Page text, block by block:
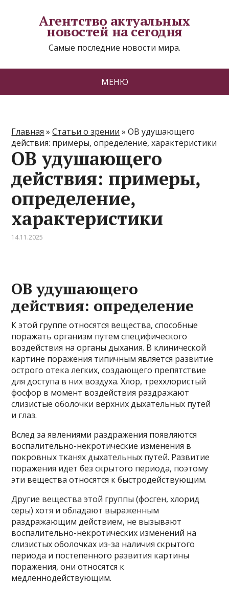
Агентство актуальных
новостей на сегодня
Самые последние новости мира.
МЕНЮ
Главная »Статьи о зрении »ОВ удушающего
действия: примеры, определение, характеристики
ОВ удушающего
действия: примеры,
определение,
характеристики
14.11.2025
ОВ удушающего
действия: определение
К этой группе относятся вещества, способные
поражать организм путем специфического
воздействия на органы дыхания. В клинической
картине поражения типичным является развитие
острого отека легких, создающего препятствие
для доступа в них воздуха. Хлор, треххлористый
фосфор в момент воздействия раздражают
слизистые оболочки верхних дыхательных путей
и глаз.
Вслед за явлениями раздражения появляются
воспалительно-некротические изменения в
покровных тканях дыхательных путей. Развитие
поражения идет без скрытого периода, поэтому
эти вещества относятся к быстродействующим.
Другие вещества этой группы (фосген, хлорид
серы) хотя и обладают выраженным
раздражающим действием, не вызывают
воспалительно-некротических изменений на
слизистых оболочках из-за наличия скрытого
периода и постепенного развития картины
поражения, они относятся к
медленнодействующим.